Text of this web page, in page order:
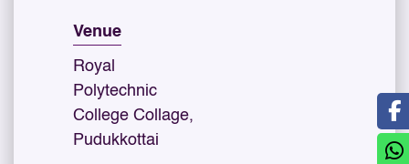
Venue
Royal
Polytechnic
College Collage,
Pudukkottai